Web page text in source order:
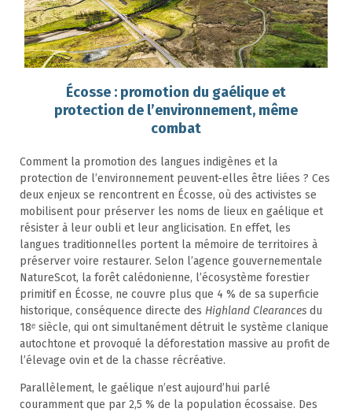
Écosse : promotion du gaélique et
protection de l’environnement, même
combat
Comment la promotion des langues indigènes et la
protection de l’environnement peuvent-elles être liées ? Ces
deux enjeux se rencontrent en Écosse, où des activistes se
mobilisent pour préserver les noms de lieux en gaélique et
résister à leur oubli et leur anglicisation. En effet, les
langues traditionnelles portent la mémoire de territoires à
préserver voire restaurer. Selon l’agence gouvernementale
NatureScot, la forêt calédonienne, l’écosystème forestier
primitif en Écosse, ne couvre plus que 4 % de sa superficie
historique, conséquence directe des Highland Clearances du
18ᵉ siècle, qui ont simultanément détruit le système clanique
autochtone et provoqué la déforestation massive au profit de
l’élevage ovin et de la chasse récréative.
Parallèlement, le gaélique n’est aujourd’hui parlé
couramment que par 2,5 % de la population écossaise. Des